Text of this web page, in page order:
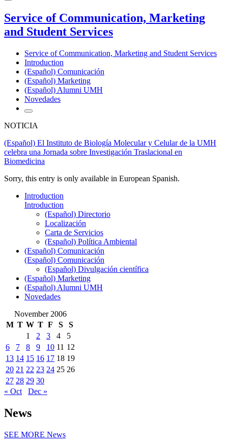
Service of Communication, Marketing
and Student Services
Service of Communication, Marketing and Student Services
Introduction
(Español) Comunicación
(Español) Marketing
(Español) Alumni UMH
Novedades
NOTICIA
(Español) El Instituto de Biología Molecular y Celular de la UMH
celebra una Jornada sobre Investigación Traslacional en
Biomedicina
Sorry, this entry is only available in European Spanish.
Introduction
Introduction
(Español) Directorio
Localización
Carta de Servicios
(Español) Política Ambiental
(Español) Comunicación
(Español) Comunicación
(Español) Divulgación científica
(Español) Marketing
(Español) Alumni UMH
Novedades
November 2006
M T W T F S
S
1
2 3 4
5
6
7 8 9 10 11 12
13 14 15 16 17 18 19
20 21 22 23 24 25 26
27 28 29 30
« Oct
Dec »
News
SEE MORE News